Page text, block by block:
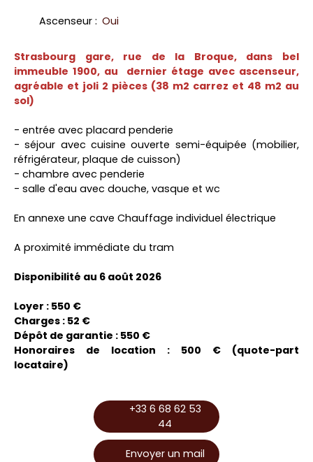
Ascenseur : Oui
Strasbourg gare, rue de la Broque, dans bel
immeuble 1900, au dernier étage avec ascenseur,
agréable et joli 2 pièces (38 m2 carrez et 48 m2 au
sol)
- entrée avec placard penderie
- séjour avec cuisine ouverte semi-équipée (mobilier,
réfrigérateur, plaque de cuisson)
- chambre avec penderie
- salle d'eau avec douche, vasque et wc
En annexe une cave Chauffage individuel électrique
A proximité immédiate du tram
Disponibilité au 6 août 2026
Loyer : 550 €
Charges : 52 €
Dépôt de garantie : 550 €
Honoraires de location : 500 € (quote-part
locataire)
+33 6 68 62 53
44
Envoyer un mail